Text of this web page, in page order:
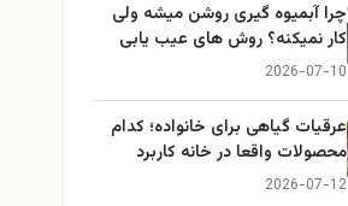
چرا آبمیوه گیری روشن میشه ولی
کار نمیکنه؟ روش های عیب یابی
2026-07-10
عرقیات گیاهی برای خانواده؛ کدام
محصولات واقعا در خانه کاربرد
دارند؟
2026-07-12